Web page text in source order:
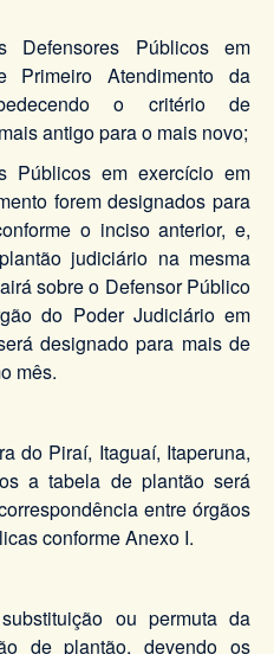
Públicos em
Primeiro Atendimento da
o critério de
antigo para o mais novo;
Públicos em exercício em
forem designados para
o inciso anterior, e,
judiciário na mesma
sobre o Defensor Público
do Poder Judiciário em
designado para mais de
mês.
do Piraí, Itaguaí, Itaperuna,
a tabela de plantão será
entre órgãos
conforme Anexo I.
ou permuta da
de plantão, devendo os